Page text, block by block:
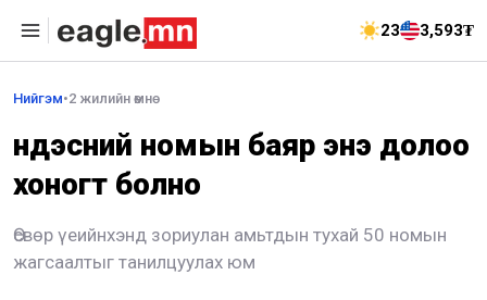
23 3,593₮
Нийгэм•2 жилийн өмнө
Үндэсний номын баяр энэ долоо
хоногт болно
Өсвөр үеийнхэнд зориулан амьтдын тухай 50 номын
жагсаалтыг танилцуулах юм